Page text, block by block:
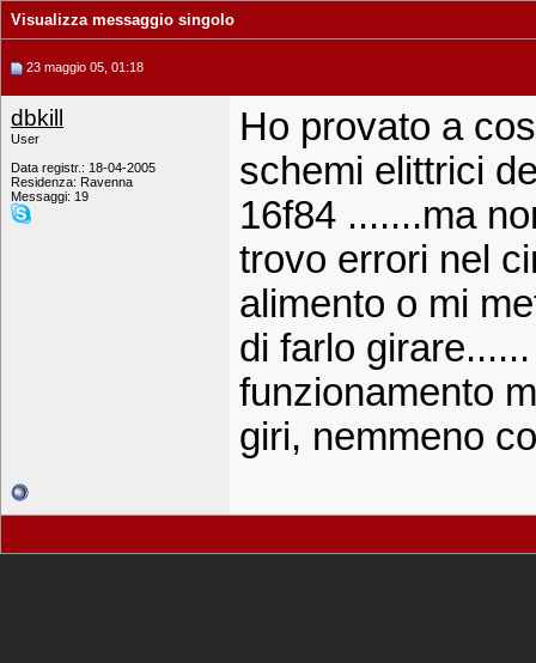
Visualizza messaggio singolo
23 maggio 05, 01:18
dbkill
User
Data registr.: 18-04-2005
Residenza: Ravenna
Messaggi: 19
Ho provato a
schemi elittrici
16f84 .......ma
trovo errori nel
alimento o mi
di farlo
funzionamento
giri, nemmeno